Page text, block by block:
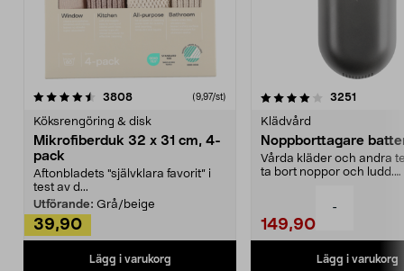
-
3808recensioner (9,97/st)
Köksrengöring & disk
Mikrofiberduk 32 x 31 cm, 4-
pack
Aftonbladets "självklara favorit” i
test av d...
Utförande: Grå/beige
39,90
Lägg i varukorg
4.0av 5 stjärnor 3251
Klädvård
Noppborttagare
Vårda kläder och andra
ta bort noppor och ludd.
149,90
Lägg i varukorg
4.5av 5 stjärnor